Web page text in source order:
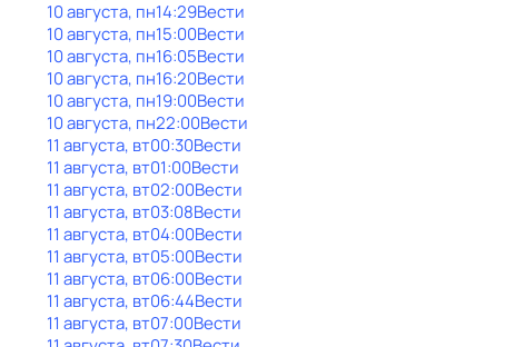
10 августа, пн14:29Вести
10 августа, пн15:00Вести
10 августа, пн16:05Вести
10 августа, пн16:20Вести
10 августа, пн19:00Вести
10 августа, пн22:00Вести
11 августа, вт00:30Вести
11 августа, вт01:00Вести
11 августа, вт02:00Вести
11 августа, вт03:08Вести
11 августа, вт04:00Вести
11 августа, вт05:00Вести
11 августа, вт06:00Вести
11 августа, вт06:44Вести
11 августа, вт07:00Вести